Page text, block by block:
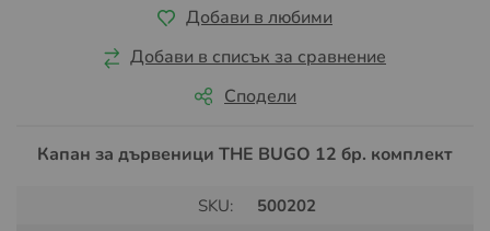
Добави в любими
Добави в списък за сравнение
Сподели
Капан за дървеници THE BUGO 12 бр. комплект
SKU:
500202